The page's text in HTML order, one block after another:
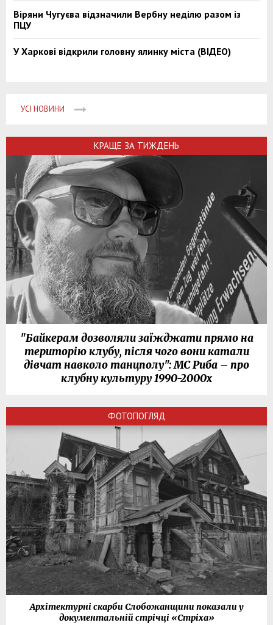
Віряни Чугуєва відзначили Вербну неділю разом із
ПЦУ
У Харкові відкрили головну ялинку міста (ВІДЕО)
УСІ НОВИНИ
КРАЩЕ ЗА ТИЖДЕНЬ
"Байкерам дозволяли заїжджати прямо на
територію клубу, після чого вони катали
дівчат навколо танцполу": МС Риба – про
клубну культуру 1990-2000х
ФОТОПОГЛЯД
Архітектурні скарби Слобожанщини показали у
документальній стрічці «Стріха»